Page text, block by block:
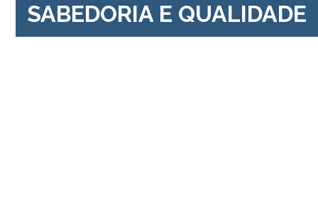
SABEDORIA E QUALIDADE